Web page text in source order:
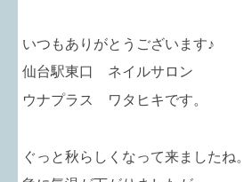
いつもありがとうございます♪
仙台駅東口 ネイルサロン
ウナプラス ワタヒキです。
ぐっと秋らしくなって来ましたね。